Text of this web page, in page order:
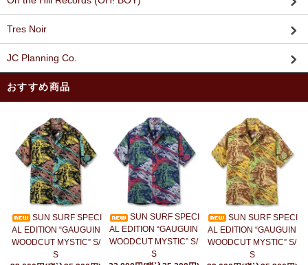
Tres Noir
JC Planning Co.
おすすめ商品
SUN SURF SPECI
AL EDITION “GAUGUIN
WOODCUT MYSTIC” S/
S
SUN SURF SPECI
AL EDITION “GAUGUIN
WOODCUT MYSTIC” S/
S
SUN SURF SPECI
AL EDITION “GAUGUIN
WOODCUT MYSTIC” S/
S